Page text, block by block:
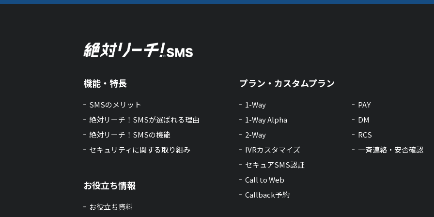
機能・特長
SMSのメリット
絶対リーチ！SMSが選ばれる理由
絶対リーチ！SMSの機能
セキュリティに関する取り組み
お役立ち情報
お役立ち資料
プラン・カスタムプラン
1-Way
1-Way Alpha
2-Way
IVRカスタマイズ
セキュアSMS認証
Call to Web
Callback予約
PAY
DM
RCS
一斉連絡・安否確認